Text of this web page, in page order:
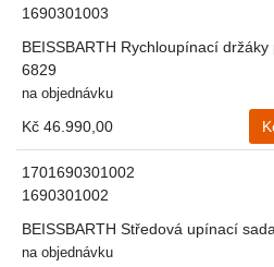
1690301003
BEISSBARTH Rychloupínací
6829
na objednávku
Kč 46.990,00
1701690301002
1690301002
BEISSBARTH Středová upínací
na objednávku